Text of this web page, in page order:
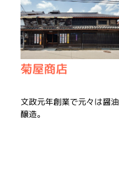
菊屋商店
文政元年創業で元々は醤油
醸造。